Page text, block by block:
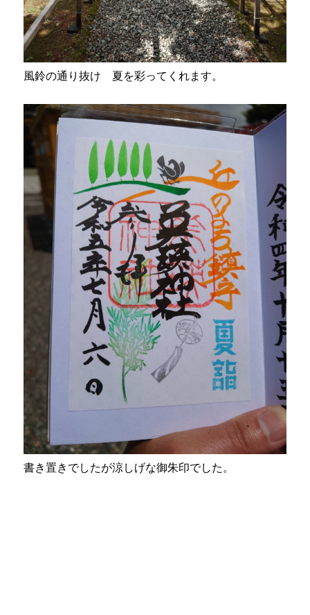
風鈴の通り抜け 夏を彩ってくれます。
書き置きでしたが涼しげな御朱印でした。